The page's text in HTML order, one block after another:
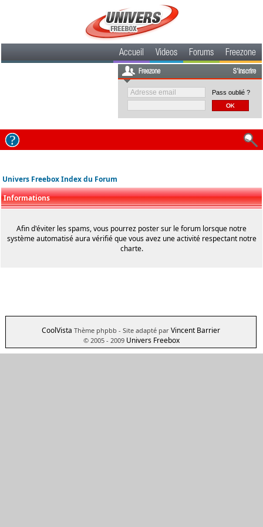
Accueil Videos Forums Freezone
Freezone S'inscrire
Pass oublié ?
Univers Freebox Index du Forum
Informations
Afin d'éviter les spams, vous pourrez poster sur le forum lorsque notre
système automatisé aura vérifié que vous avez une activité respectant notre
charte.
CoolVista Thème phpbb - Site adapté par Vincent Barrier
© 2005 - 2009 Univers Freebox